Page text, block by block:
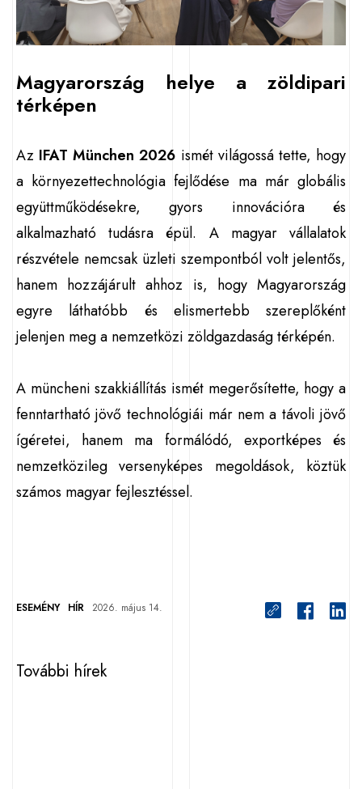
Magyarország helye a zöldipari
térképen
Az IFAT München 2026 ismét világossá tette, hogy
a környezettechnológia fejlődése ma már globális
együttműködésekre, gyors innovációra és
alkalmazható tudásra épül. A magyar vállalatok
részvétele nemcsak üzleti szempontból volt jelentős,
hanem hozzájárult ahhoz is, hogy Magyarország
egyre láthatóbb és elismertebb szereplőként
jelenjen meg a nemzetközi zöldgazdaság térképén.
A müncheni szakkiállítás ismét megerősítette, hogy a
fenntartható jövő technológiái már nem a távoli jövő
ígéretei, hanem ma formálódó, exportképes és
nemzetközileg versenyképes megoldások, köztük
számos magyar fejlesztéssel.
ESEMÉNY HÍR 2026. május 14.
További hírek